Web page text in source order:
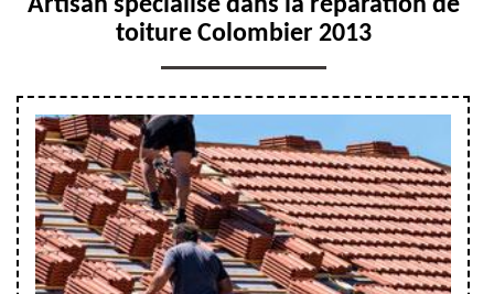
Artisan spécialisé dans la réparation de
toiture Colombier 2013